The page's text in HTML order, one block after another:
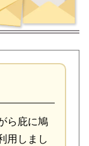
ら庇に鳩
用しまし